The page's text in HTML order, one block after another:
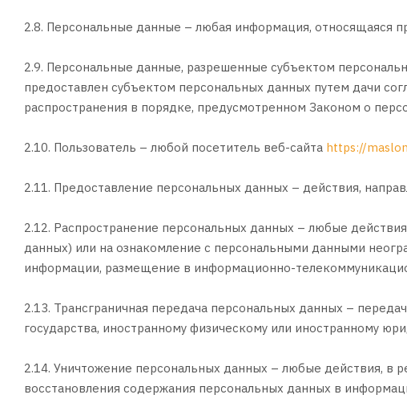
2.8. Персональные данные – любая информация, относящаяся
2.9. Персональные данные, разрешенные субъектом
предоставлен субъектом персональных данных путем дачи
распространения в порядке, предусмотренном Законом о
2.10. Пользователь – любой посетитель веб-сайта https://
2.11. Предоставление персональных данных – действия,
2.12. Распространение персональных данных – любые
данных) или на ознакомление с персональными данными
информации, размещение в информационно-
2.13. Трансграничная передача персональных данных –
государства, иностранному физическому или иностранному
2.14. Уничтожение персональных данных – любые действия, в
восстановления содержания персональных данных в